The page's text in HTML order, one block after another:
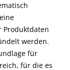
Produktdaten
werden.
für
für die es